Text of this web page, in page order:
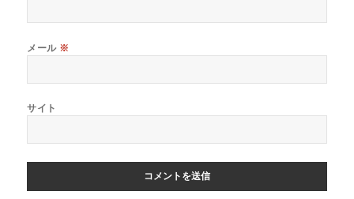
メール ※
サイト